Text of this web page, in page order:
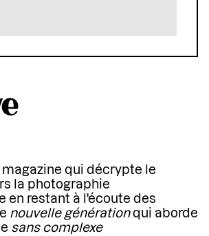
qui décrypte le
la photographie
en restant à l'écoute des
nouvelle générationqui aborde
sans complexe